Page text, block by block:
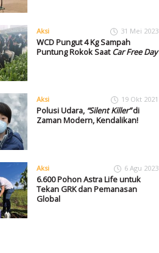
Aksi 31 Mei 2023
WCD Pungut 4 Kg Sampah
Puntung Rokok SaatCar Free Day
Aksi 19 Okt 2021
Polusi Udara, “Silent Killer”di
Zaman Modern, Kendalikan!
Aksi 6 Agu 2023
6.600 Pohon Astra Life untuk
Tekan GRK dan Pemanasan
Global